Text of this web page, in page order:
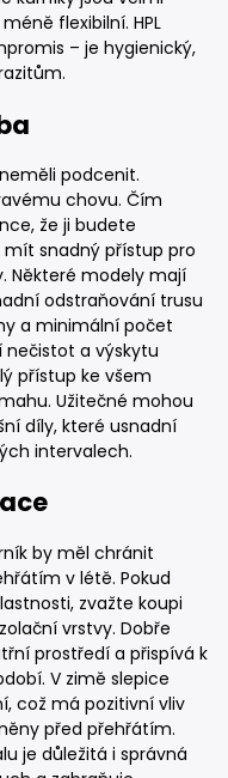
flexibilní. HPL
– je hygienický,
podcenit.
chovu. Čím
že ji budete
snadný přístup pro
Některé modely mají
odstraňování trusu
a minimální počet
nečistot a výskytu
přístup ke všem
Užitečné mohou
díly, které usnadní
intervalech.
by měl chránit
v létě. Pokud
zvažte koupi
vrstvy. Dobře
prostředí a přispívá k
V zimě slepice
což má pozitivní vliv
před přehřátím.
je důležitá i správná